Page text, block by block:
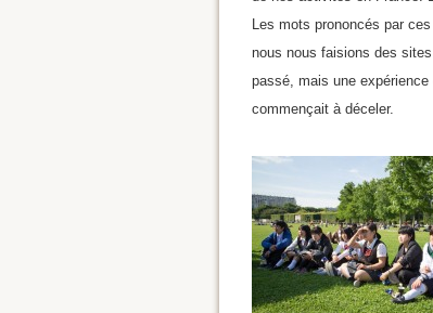
Les mots prononcés par
nous nous faisions des
passé, mais une
commençait à déceler.